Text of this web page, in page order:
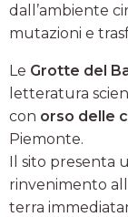
dall’ambiente
mutazioni e
Le Grotte del
letteratura
con orso delle
Piemonte.
Il sito presenta
rinvenimento
terra